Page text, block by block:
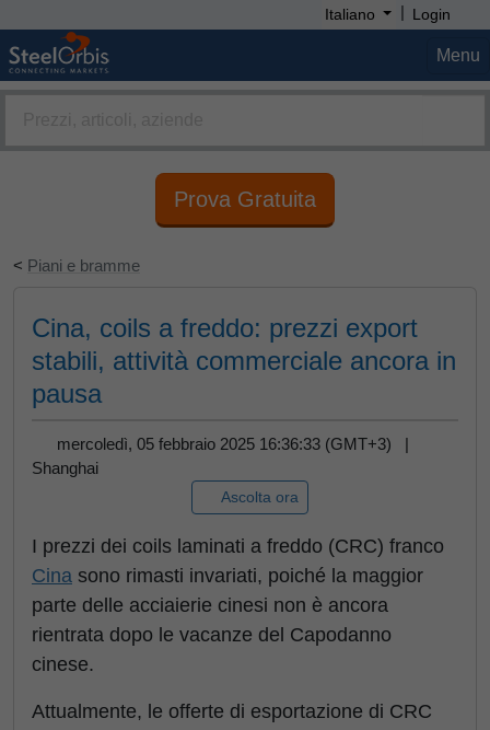
Italiano | Login
Menu
Prova Gratuita
< Piani e bramme
Cina, coils a freddo: prezzi export
stabili, attività commerciale ancora in
pausa
mercoledì, 05 febbraio 2025 16:36:33 (GMT+3) |
Shanghai
Ascolta ora
I prezzi dei coils laminati a freddo (CRC) franco
Cina sono rimasti invariati, poiché la maggior
parte delle acciaierie cinesi non è ancora
rientrata dopo le vacanze del Capodanno
cinese.
Attualmente, le offerte di esportazione di CRC